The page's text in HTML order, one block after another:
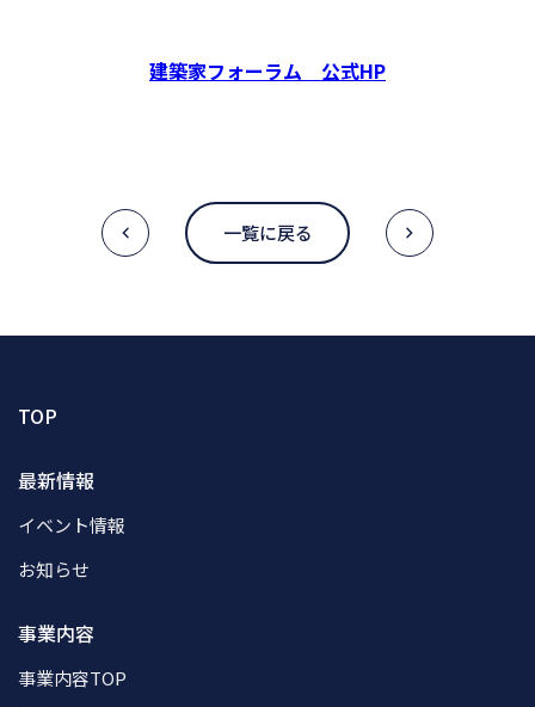
建築家フォーラム 公式HP
一覧に戻る
TOP
最新情報
イベント情報
お知らせ
事業内容
事業内容TOP